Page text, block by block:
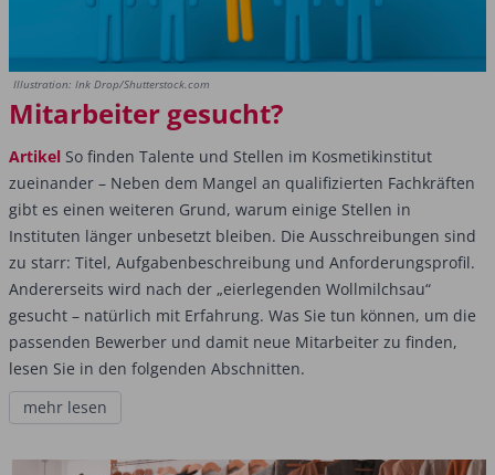
Illustration: Ink Drop/Shutterstock.com
Mitarbeiter gesucht?
Artikel So finden Talente und Stellen im Kosmetikinstitut
zueinander – Neben dem Mangel an qualifizierten Fachkräften
gibt es einen weiteren Grund, warum einige Stellen in
Instituten länger unbesetzt bleiben. Die Ausschreibungen sind
zu starr: Titel, Aufgabenbeschreibung und Anforderungsprofil.
Andererseits wird nach der „eierlegenden Wollmilchsau“
gesucht – natürlich mit Erfahrung. Was Sie tun können, um die
passenden Bewerber und damit neue Mitarbeiter zu finden,
lesen Sie in den folgenden Abschnitten.
mehr lesen